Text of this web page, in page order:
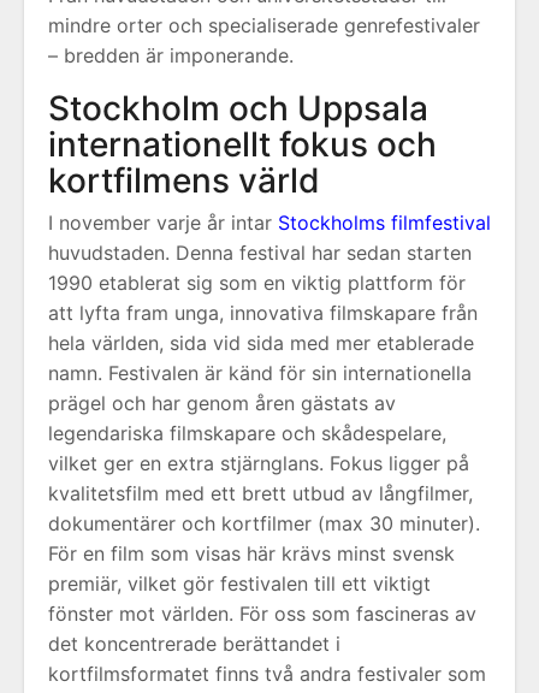
mindre orter och specialiserade genrefestivaler
– bredden är imponerande.
Stockholm och Uppsala
internationellt fokus och
kortfilmens värld
I november varje år intar Stockholms filmfestival
huvudstaden. Denna festival har sedan starten
1990 etablerat sig som en viktig plattform för
att lyfta fram unga, innovativa filmskapare från
hela världen, sida vid sida med mer etablerade
namn. Festivalen är känd för sin internationella
prägel och har genom åren gästats av
legendariska filmskapare och skådespelare,
vilket ger en extra stjärnglans. Fokus ligger på
kvalitetsfilm med ett brett utbud av långfilmer,
dokumentärer och kortfilmer (max 30 minuter).
För en film som visas här krävs minst svensk
premiär, vilket gör festivalen till ett viktigt
fönster mot världen. För oss som fascineras av
det koncentrerade berättandet i
kortfilmsformatet finns två andra festivaler som